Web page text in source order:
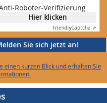
Roboter-Verifizierung
Hier klicken
FriendlyCaptcha ⇗
Sie sich jetzt an!
einen kurzen Blick und erhalten Sie